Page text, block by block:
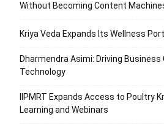
Without Becoming Content
Kriya Veda Expands Its Wellness
Dharmendra Asimi: Driving Business
Technology
IIPMRT Expands Access to Poultry
Learning and Webinars